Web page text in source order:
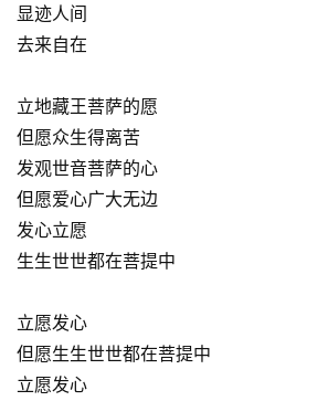
讯
点
僧
音
高
僧
访
心
乐
显迹人间
去来自在
立地藏王菩萨的愿
但愿众生得离苦
发观世音菩萨的心
但愿爱心广大无边
发心立愿
生生世世都在菩提中
立愿发心
但愿生生世世都在菩提中
立愿发心